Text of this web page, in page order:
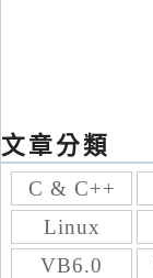
文章分類
C & C++
Linux
VB6.0